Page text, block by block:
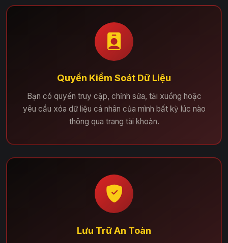
Quyền Kiểm Soát Dữ Liệu
Bạn có quyền truy cập, chỉnh sửa, tải xuống hoặc
yêu cầu xóa dữ liệu cá nhân của mình bất kỳ lúc nào
thông qua trang tài khoản.
Lưu Trữ An Toàn